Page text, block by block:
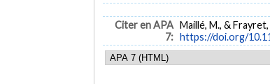
Citer en APA
7:
Maillé, M., &
https://doi.org/